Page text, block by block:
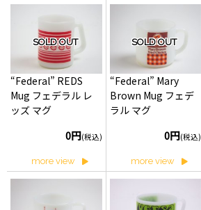
SOLD OUT
“Federal” REDS
Mug フェデラル レ
ッズ マグ
0円(税込)
more view
SOLD OUT
“Federal” Mary
Brown Mug フェデ
ラル マグ
0円(税込)
more view